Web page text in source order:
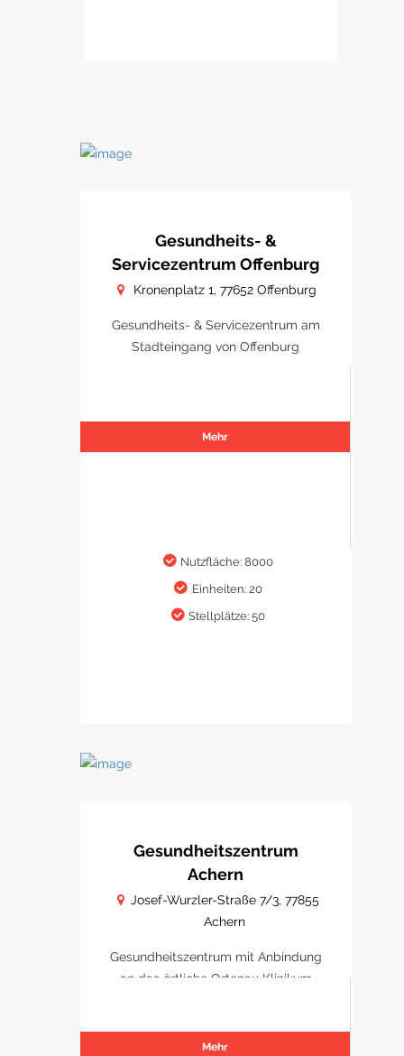
Gesundheits- &
Servicezentrum Offenburg
Kronenplatz 1, 77652 Offenburg
Gesundheits- & Servicezentrum am
Stadteingang von Offenburg
Mehr
Nutzfläche: 8000
Einheiten: 20
Stellplätze: 50
Gesundheitszentrum
Achern
Josef-Wurzler-Straße 7/3, 77855
Achern
Gesundheitszentrum mit Anbindung
an das örtliche Ortenau Klinikum
Mehr